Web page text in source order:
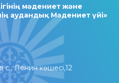
мәдениет және
аудандық Мәдениет үйі»
Ленин көшесі,12